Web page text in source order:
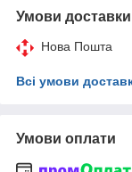
Умови доставки
Нова Пошта
Всі умови
Умови оплати